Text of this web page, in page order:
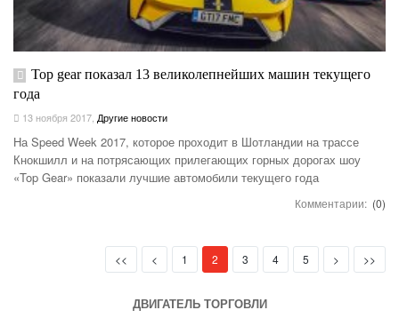
Top gear показал 13 великолепнейших машин текущего
года
13 ноября 2017 Другие новости
На Speed ​​Week 2017, которое проходит в Шотландии на трассе
Кнокшилл и на потрясающих прилегающих горных дорогах шоу
«Top Gear» показали лучшие автомобили текущего года
Комментарии: (0)
<< < 1 2 (current)
3 4 5 > >>
ДВИГАТЕЛЬ ТОРГОВЛИ